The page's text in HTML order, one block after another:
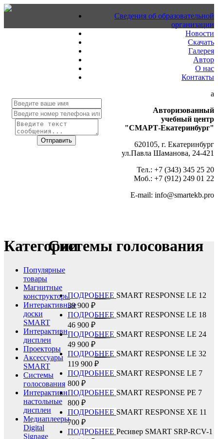
Сведения об образовательной
организации
Новости
Скачать
Галерея
Автор
О нас
Контакты
a
Авторизованный
учебный центр
"СМАРТ-Екатеринбург"
620105, г. Екатеринбург
ул.Павла Шаманова, 24-421
Тел.: +7 (343) 345 25 20
Моб.: +7 (912) 249 01 22
E-mail: info@smartekb.pro
Категории
Популярные
товары
Магнитные
конструкторы
Интерактивные
доски
SMART
Интерактивные
дисплеи
Проекторы
Аксессуары
SMART
Cистемы
голосования
Интерактивные
настольные
дисплеи
Медиаплееры
Digital
Signage
Cистемы голосования
ПОДРОБНЕЕ SMART RESPONSE LE 12
39 900 ₽
ПОДРОБНЕЕ SMART RESPONSE LE 18
46 900 ₽
ПОДРОБНЕЕ SMART RESPONSE LE 24
49 900 ₽
ПОДРОБНЕЕ SMART RESPONSE LE 32
119 900 ₽
ПОДРОБНЕЕ SMART RESPONSE LE 7
800 ₽
ПОДРОБНЕЕ SMART RESPONSE PE 7
800 ₽
ПОДРОБНЕЕ SMART RESPONSE ХE 11
700 ₽
ПОДРОБНЕЕ Ресивер SMART SRP-RCV-1